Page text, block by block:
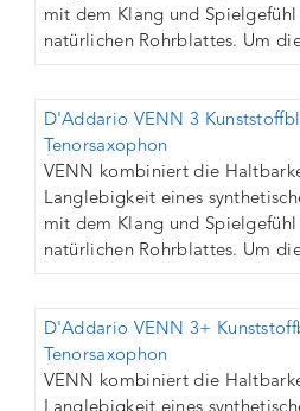
mit dem Klang und Spielgefühl
natürlichen Rohrblattes. Um
D'Addario VENN 3
Tenorsaxophon
VENN kombiniert die
Langlebigkeit eines
mit dem Klang und Spielgefühl
natürlichen Rohrblattes. Um
D'Addario VENN 3+
Tenorsaxophon
VENN kombiniert die